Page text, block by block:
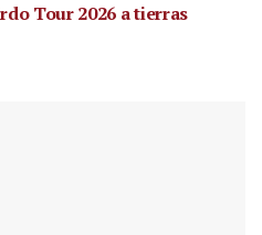
Tour 2026 a tierras